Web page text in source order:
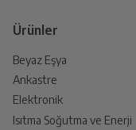
Ürünler
Beyaz Eşya
Ankastre
Elektronik
Isıtma Soğutma ve Enerji